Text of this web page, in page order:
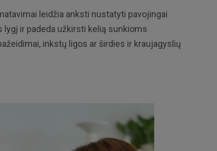
leidžia anksti nustatyti pavojingai
ir padeda užkirsti kelią sunkioms
inkstų ligos ar širdies ir kraujagyslių